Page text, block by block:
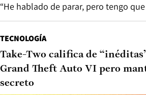
“He hablado de parar, pero tengo
TECNOLOGÍA
Take-Two califica de
Grand Theft Auto VI pero
secreto